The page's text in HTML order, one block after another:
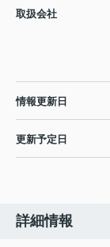
取扱会社
情報更新日
更新予定日
詳細情報